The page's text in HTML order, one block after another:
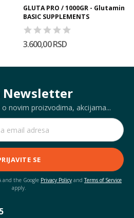
GLUTA PRO / 1000GR - Glutamin
BASIC SUPPLEMENTS
3.600,00 RSD
Newsletter
novim proizvodima, akcijama...
SE
and the Google Privacy Policy andTerms of Service
apply.